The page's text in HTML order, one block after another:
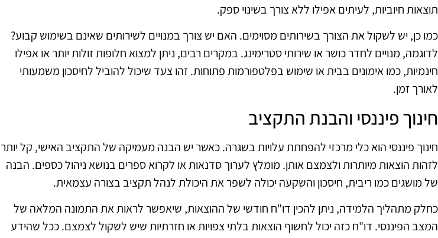
תוצאות חיוביות, לעיתים אפילו ללא צורך בשינוי ספק.
כמו כן, יש לשקול את הצורך בשירותים מסוימים. האם יש צורך במנויים לשירותים שאינם בשימוש קבוע?
לדוגמה, מנויים לחדר כושר או שירותי סטרימינג. במקרים רבים, ניתן למצוא חלופות זולות יותר או אפילו
חינמיות, כמו אימונים בבית או שימוש בפלטפורמות פתוחות. זהו צעד שיכול להוביל לחיסכון משמעותי
לאורך זמן.
חינוך פיננסי והבנת התקציב
חינוך פיננסי הוא כלי מרכזי להפחתת עלויות בשגרה. כאשר יש הבנה מעמיקה של התקציב האישי, קל יותר
לזהות הוצאות מיותרות ולצמצם אותן. מומלץ לערוך סדנאות או לקרוא ספרים בנושא ניהול כספים. הבנה
של מושגים כמו ריבית, חיסכון והשקעה יכולה לשפר את היכולת לנהל תקציב בצורה עצמאית.
כחלק מתהליך הלמידה, ניתן להכין דו"ח חודשי של ההוצאות, שיאפשר לראות את התמונה המלאה של
המצב הפיננסי. דו"ח כזה יכול לחשוף הוצאות בלתי צפויות או חזרתיות שיש לשקול לצמצם. ככל שהידע